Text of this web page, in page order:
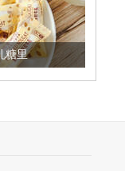
被列入佛家